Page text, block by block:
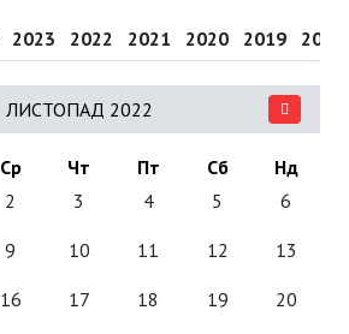
2023 2022 2021 2020 2019 2018
ЛИСТОПАД 2022
Ср Чт Пт Сб
Нд
2 3 4 5 6
9 10 11 12 13
16 17 18 19 20